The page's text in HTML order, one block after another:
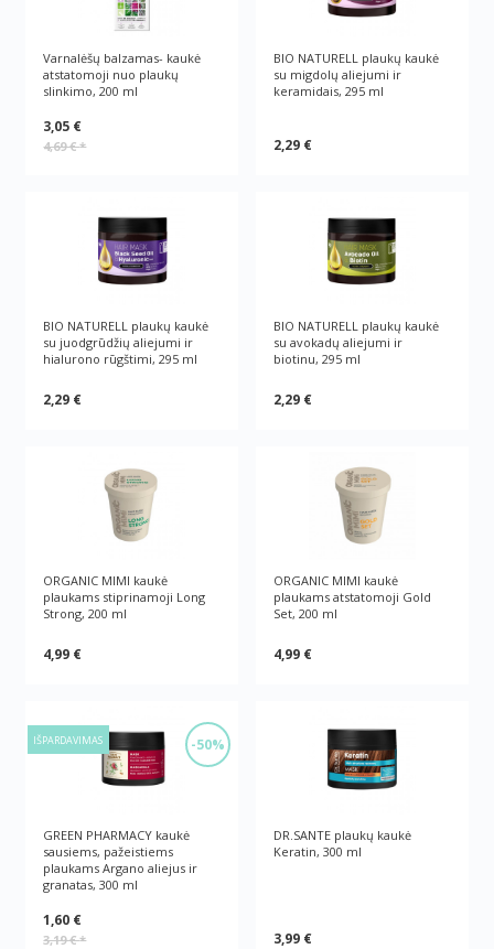
Varnalėšų balzamas- kaukė
atstatomoji nuo plaukų
slinkimo, 200 ml
3,05 €
4,69 €*
BIO NATURELL plaukų kaukė
su migdolų aliejumi ir
keramidais, 295 ml
2,29 €
BIO NATURELL plaukų kaukė
su juodgrūdžių aliejumi ir
hialurono rūgštimi, 295 ml
2,29 €
BIO NATURELL plaukų kaukė
su avokadų aliejumi ir
biotinu, 295 ml
2,29 €
ORGANIC MIMI kaukė
plaukams stiprinamoji Long
Strong, 200 ml
4,99 €
ORGANIC MIMI kaukė
plaukams atstatomoji Gold
Set, 200 ml
4,99 €
-50%
IŠPARDAVIMAS
GREEN PHARMACY kaukė
sausiems, pažeistiems
plaukams Argano aliejus ir
granatas, 300 ml
1,60 €
3,19 €*
DR.SANTE plaukų kaukė
Keratin, 300 ml
3,99 €